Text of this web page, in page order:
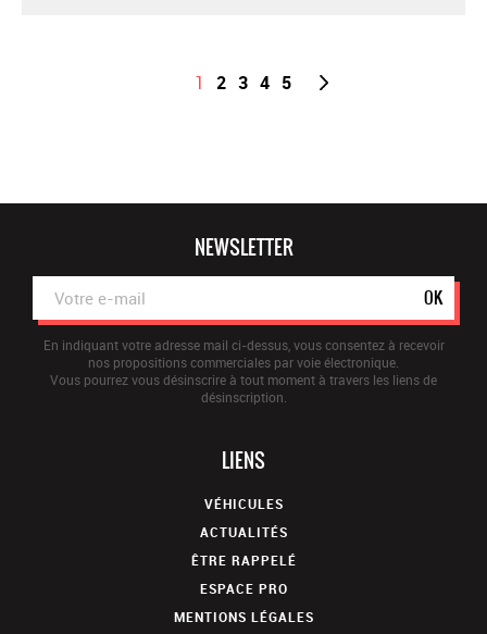
1 2 3 4 5
NEWSLETTER
OK
En indiquant votre adresse mail ci-dessus, vous consentez à recevoir
nos propositions commerciales par voie électronique.
Vous pourrez vous désinscrire à tout moment à travers les liens de
désinscription.
LIENS
VÉHICULES
ACTUALITÉS
ÊTRE RAPPELÉ
ESPACE PRO
MENTIONS LÉGALES